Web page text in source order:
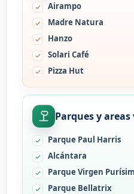
Airampo
Madre Natura
Hanzo
Solari Café
Pizza Hut
Parques y areas
Parque Paul Harris
Alcántara
Parque Virgen
Parque Bellatrix